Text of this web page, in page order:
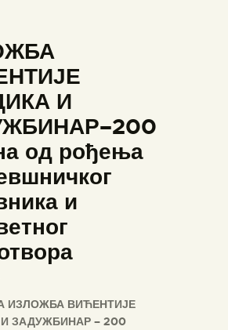
ТУРА
И
од рођења
и
ИЗЛОЖБА ВИЋЕНТИЈЕ
ЗАДУЖБИНАР – 200